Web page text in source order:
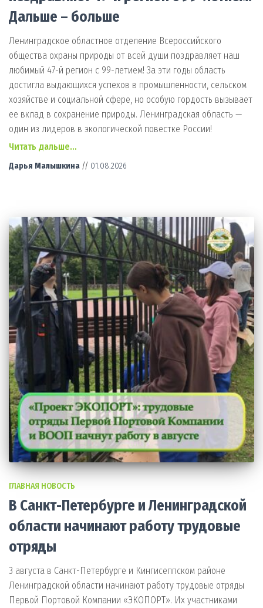
Дальше – больше
Ленинградское областное отделение Всероссийского
общества охраны природы от всей души поздравляет наш
любимый 47-й регион с 99-летием! За эти годы область
достигла выдающихся успехов в промышленности, сельском
хозяйстве и социальной сфере, но особую гордость вызывает
ее вклад в сохранение природы. Ленинградская область —
один из лидеров в экологической повестке России!
Читать дальше…
Дарья Малышкина // 01.08.2026
ГЛАВНАЯ НОВОСТЬ
В Санкт-Петербурге и Ленинградской
области начинают работу трудовые
отряды
3 августа в Санкт-Петербурге и Кингисеппском районе
Ленинградской области начинают работу трудовые отряды
Первой Портовой Компании «ЭКОПОРТ». Их участниками